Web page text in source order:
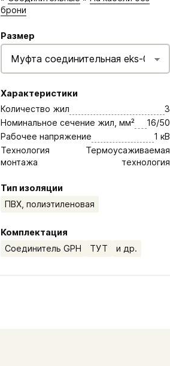
брони
Размер
Характеристики
Количество жил
3
Номинальное сечение жил, мм²
16/50
Рабочее напряжение
1 кВ
Технология
монтажа
Термоусаживаемая
технология
Тип изоляции
ПВХ, полиэтиленовая
Комплектация
Соединитель GPH
ТУТ и др.